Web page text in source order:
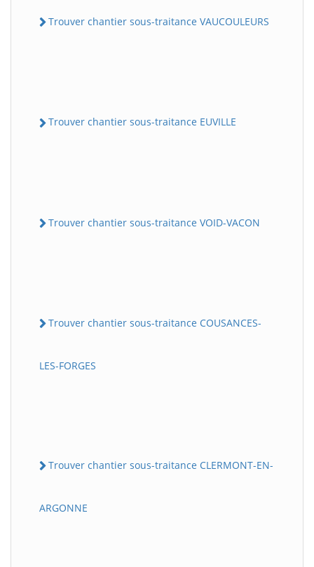
Trouver chantier sous-traitance VAUCOULEURS
Trouver chantier sous-traitance EUVILLE
Trouver chantier sous-traitance VOID-VACON
Trouver chantier sous-traitance COUSANCES-
LES-FORGES
Trouver chantier sous-traitance CLERMONT-EN-
ARGONNE